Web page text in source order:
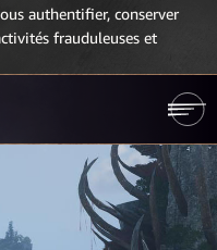
authentifier, conserver
frauduleuses et